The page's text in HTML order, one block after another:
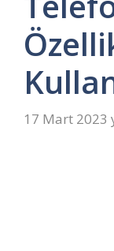
17 Mart 2023